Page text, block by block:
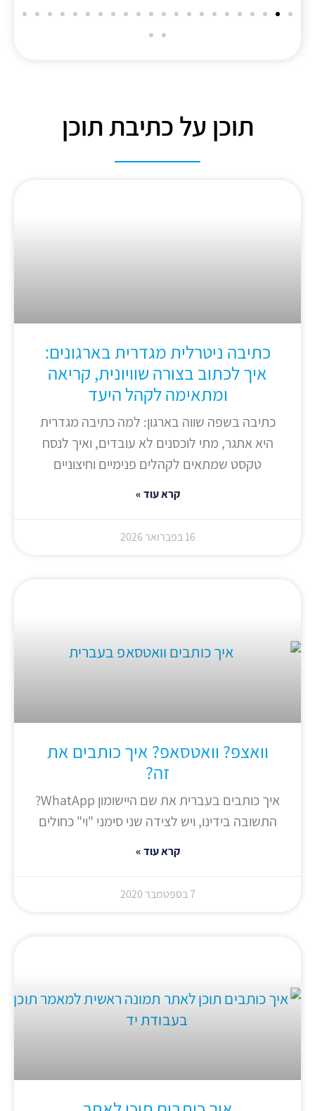
תוכן על כתיבת תוכן
כתיבה ניטרלית מגדרית בארגונים:
איך לכתוב בצורה שוויונית, קריאה
ומתאימה לקהל היעד
כתיבה בשפה שווה בארגון: למה כתיבה מגדרית
היא אתגר, מתי לוכסנים לא עובדים, ואיך לנסח
טקסט שמתאים לקהלים פנימיים וחיצוניים
קרא עוד »
16 בפברואר 2026
וואצפ? וואטסאפ? איך כותבים את
זה?
איך כותבים בעברית את שם היישומון WhatApp?
התשובה בידינו, ויש לצידה שני סימני "וי" כחולים
קרא עוד »
7 בספטמבר 2020